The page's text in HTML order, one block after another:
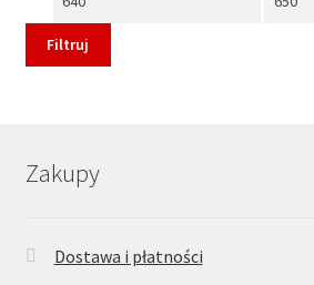
Filtruj
Zakupy
Dostawa i płatności